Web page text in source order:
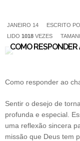
JANEIRO 14 ESCRITO
LIDO 1018 VEZES
COMO
Como responder ao
Sentir o desejo de
profunda e especial.
uma reflexão sincera
missão que Deus tem